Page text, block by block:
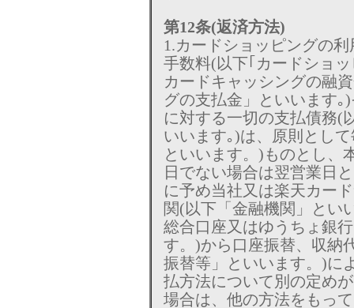
第12条(返済方法)
1.カードショッピングの
手数料(以下｢カードショ
カードキャッシングの融
グの支払金」といいます｡
に対する一切の支払債務(
いいます｡)は、原則とし
といいます。)ものとし、
日でない場合は翌営業日
に予め当社又は楽天カー
関(以下「金融機関」とい
総合口座又はゆうちょ銀
す。)から口座振替、収納
振替等」といいます。)に
払方法について別の定め
場合は、他の方法をもっ